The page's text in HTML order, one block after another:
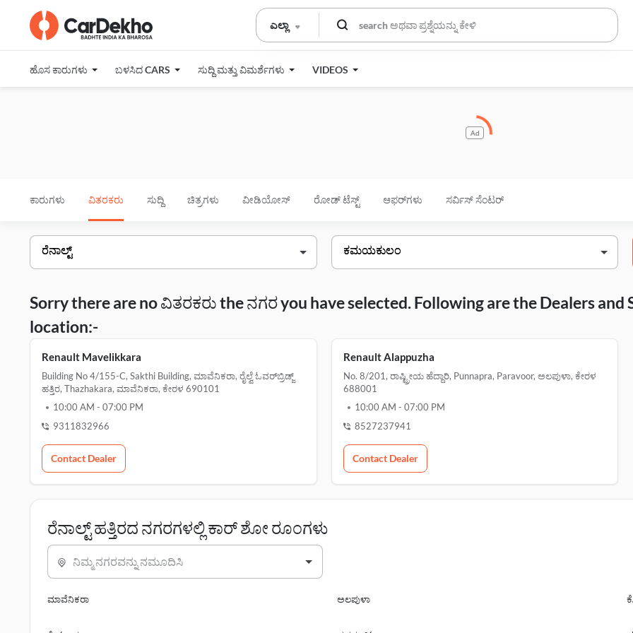
ಎಲ್ಲಾ
ಹೊಸ ಕಾರುಗಳು ಬಳಸಿದ CARS ಸುದ್ದಿ ಮತ್ತು ವಿಮರ್ಶೆಗಳು VIDEOS
Ad
ಕಾರುಗಳು ವಿತರಕರು ಸುದ್ದಿ ಚಿತ್ರಗಳು ವೀಡಿಯೋಸ್ ರೋಡ್ ಟೆಸ್ಟ್ ಆಫರ್‌ಗಳು ಸರ್ವಿಸ್ ಸೆಂಟರ್
Sorry there are no ವಿತರಕರು the ನಗರ you have selected. Following are the Dealers
location:-
Renault Mavelikkara
Building No 4/155-C, Sakthi Building, ಮಾವೆನಿಕರಾ, ರೈಲ್ವೆ ಓವರ್‌ಬ್ರಿಡ್ಜ್
ಹತ್ತಿರ, Thazhakara, ಮಾವೆನಿಕರಾ, ಕೇರಳ 690101
10:00 AM - 07:00 PM
9311832966
Contact Dealer
Renault Alappuzha
No. 8/201, ರಾಷ್ಟ್ರೀಯ ಹೆದ್ದಾರಿ, Punnapra, Paravoor, ಅಲಪುಳಾ, ಕೇರಳ
688001
10:00 AM - 07:00 PM
8527237941
Contact Dealer
ರೆನಾಲ್ಟ್ ಹತ್ತಿರದ ನಗರಗಳಲ್ಲಿ ಕಾರ್ ಶೋ ರೂಂಗಳು
ನಿಮ್ಮ ನಗರವನ್ನು ನಮೂದಿಸಿ
ಮಾವೆನಿಕರಾ ಅಲಪುಳಾ